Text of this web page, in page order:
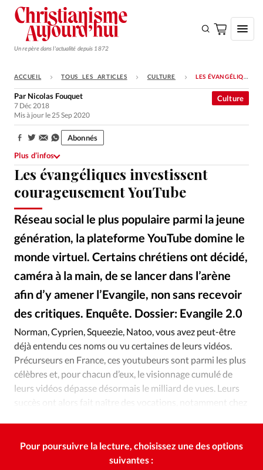
Un repère dans l'actualité depuis 1872
S'ABONNER
Monde
Opinions
Tous les articles
Faire un don
Emploi
Se connecter
Édition: Internationale
RUBRIQUES
Tous les articles
Actualité chrétienne
Actualité internationale
Chronique
Culture
Dossier
Eglises Foi Génération réveil
Monde
Opinions
Publireportage
Relations Aujourd'hui
Société
Tour du monde des Eglises
Trait d'Ixène
ACCUEIL TOUS LES ARTICLES CULTURE LES ÉVANGÉLIQUES INVESTISSENT COURAGEUSEMENT YOUTUBE
Les évangéliques investissent
courageusement YouTube
Réseau social le plus populaire parmi la jeune
génération, la plateforme YouTube domine le
monde virtuel. Certains chrétiens ont décidé,
caméra à la main, de se lancer dans l’arène
afin d’y amener l’Evangile, non sans recevoir
des critiques. Enquête. Dossier: Evangile 2.0
Culture
Par Nicolas Fouquet
7 Déc 2018
Mis à jour le 25 Sep 2020
Partager:
Abonnés
Plus d’infos
©iStockphoto
Norman, Cyprien, Squeezie, Natoo, vous avez peut-être
déjà entendu ces noms ou vu certaines de leurs vidéos.
Précurseurs en France, ces youtubeurs sont parmi les plus
célèbres et, pour chacun d’eux, le visionnage cumulé de
leurs vidéos dépasse désormais le milliard de vues. Leurs
succès ont alors fait naître des vocations, notamment chez
Pour poursuivre la lecture, choisissez une des options
suivantes :